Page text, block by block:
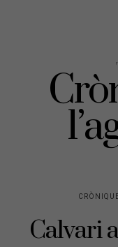
Calvari